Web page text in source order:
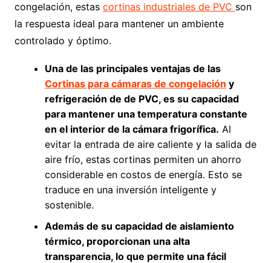
congelación, estas cortinas industriales de PVC son
la respuesta ideal para mantener un ambiente
controlado y óptimo.
Una de las principales ventajas de las
Cortinas para cámaras de congelación y
refrigeración de de PVC, es su capacidad
para mantener una temperatura constante
en el interior de la cámara frigorífica. Al
evitar la entrada de aire caliente y la salida de
aire frío, estas cortinas permiten un ahorro
considerable en costos de energía. Esto se
traduce en una inversión inteligente y
sostenible.
Además de su capacidad de aislamiento
térmico, proporcionan una alta
transparencia, lo que permite una fácil